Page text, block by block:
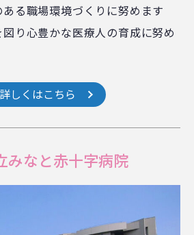
る職場環境づくりに努めます
り心豊かな医療人の育成に努め
詳しくはこちら
みなと赤十字病院